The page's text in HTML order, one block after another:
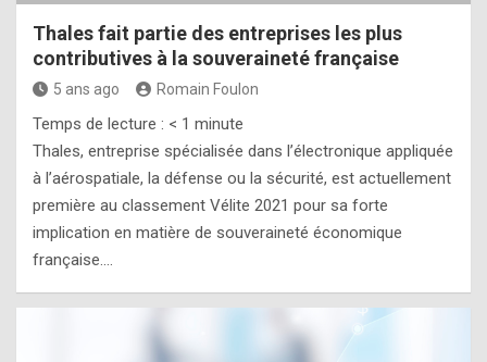
Thales fait partie des entreprises les plus
contributives à la souveraineté française
5 ans ago Romain Foulon
Temps de lecture : < 1 minute
Thales, entreprise spécialisée dans l’électronique appliquée
à l’aérospatiale, la défense ou la sécurité, est actuellement
première au classement Vélite 2021 pour sa forte
implication en matière de souveraineté économique
française.…